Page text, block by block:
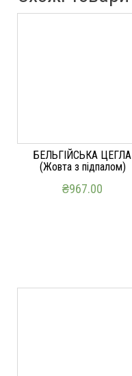
БЕЛЬГІЙСЬКА ЦЕГЛА
(Жовта з підпалом)
₴967.00